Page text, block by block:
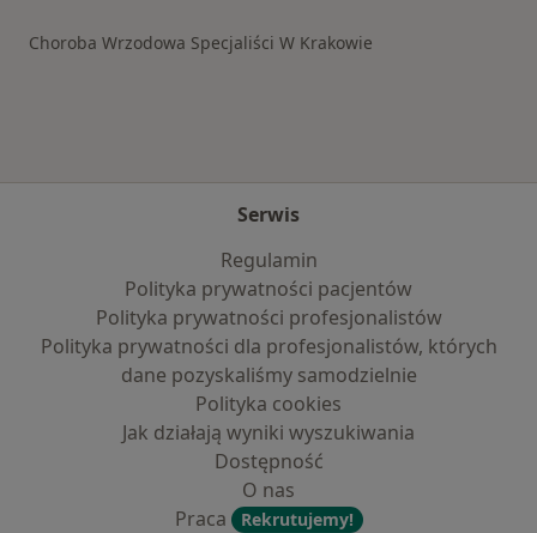
Choroba Wrzodowa Specjaliści W Krakowie
Serwis
Regulamin
Polityka prywatności pacjentów
Polityka prywatności profesjonalistów
Polityka prywatności dla profesjonalistów, których
dane pozyskaliśmy samodzielnie
Polityka cookies
Jak działają wyniki wyszukiwania
Dostępność
O nas
Praca
Rekrutujemy!